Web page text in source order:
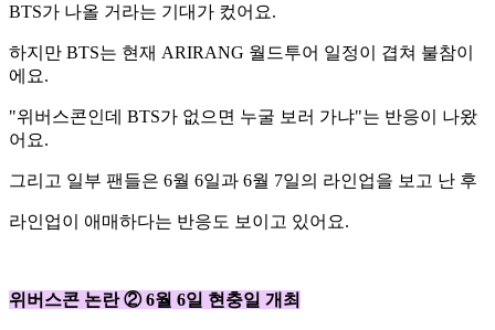
BTS가 나올 거라는 기대가 컸어요.
하지만 BTS는 현재 ARIRANG 월드투어 일정이 겹쳐 불참이
에요.
"위버스콘인데 BTS가 없으면 누굴 보러 가냐"는 반응이 나왔
어요.
그리고 일부 팬들은 6월 6일과 6월 7일의 라인업을 보고 난 후
라인업이 애매하다는 반응도 보이고 있어요.
위버스콘 논란 ② 6월 6일 현충일 개최